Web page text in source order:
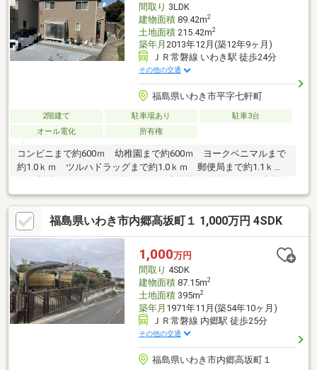
間取り 3LDK
建物面積89.42m2
土地面積215.42m2
築年月 2013年12月(築12年9ヶ月)
ＪＲ常磐線 いわき駅 徒歩24分
その他の交通
福島県いわき市平字七軒町
2階建て 駐車場あり
駐車3台
オール電化
所有権
コンビニまで約600ｍ 幼稚園まで約600ｍ ヨークベニマルまで
約1.0ｋｍ ツルハドラッグまで約1.0ｋｍ 郵便局まで約1.1ｋ
校まで約900ｍ ※2026年9月以降お引渡し予定 ※他に雑種地38
㎡あり ※埋蔵文化財包蔵地 ※私道持分あり
福島県いわき市内郷高坂町１ 1,000万円 4SDK
1,000万円
間取り 4SDK
建物面積87.15m2
土地面積395m2
築年月 1971年11月(築54年10ヶ月)
ＪＲ常磐線 内郷駅 徒歩25分
その他の交通
福島県いわき市内郷高坂町１